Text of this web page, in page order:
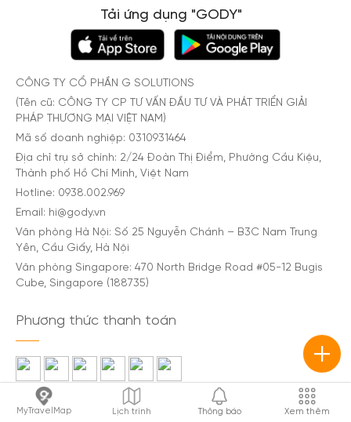
MyTravelMap Lịch trình Thông báo Xem thêm
Tải ứng dụng "GODY"
CÔNG TY CỔ PHẦN G SOLUTIONS
(Tên cũ: CÔNG TY CP TƯ VẤN ĐẦU TƯ VÀ PHÁT TRIỂN GIẢI
PHÁP THƯƠNG MẠI VIỆT NAM)
Mã số doanh nghiệp: 0310931464
Địa chỉ trụ sở chính: 2/24 Đoàn Thị Điểm, Phường Cầu Kiệu,
Thành phố Hồ Chí Minh, Việt Nam
Hotline: 0938.002.969
Email: hi@gody.vn
Văn phòng Hà Nội: Số 25 Nguyễn Chánh – B3C Nam Trung
Yên, Cầu Giấy, Hà Nội
Văn phòng Singapore: 470 North Bridge Road #05-12 Bugis
Cube, Singapore (188735)
Phương thức thanh toán
© Toàn bộ bản quyền thuộc Gody.vn. Cấm sao chép dưới mọi hình